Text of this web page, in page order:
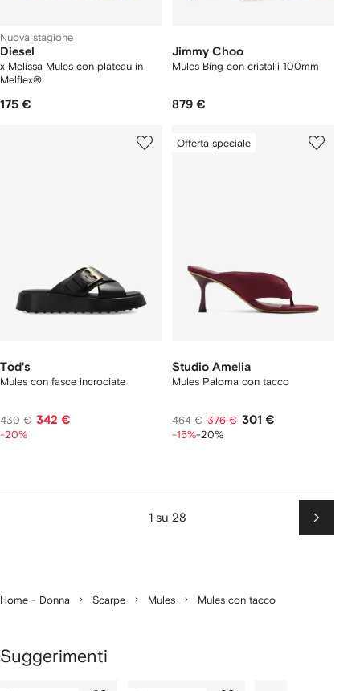
Nuova stagione
Diesel
x Melissa Mules con plateau in
Melflex®
175 €
Jimmy Choo
Mules Bing con cristalli 100mm
879 €
Tod's
Mules con fasce incrociate
430 € 342 €
-20%
Offerta speciale
Studio Amelia
Mules Paloma con tacco
464 € 376 € 301 €
-15%-20%
1 su 28
Home - Donna Scarpe Mules Mules con tacco
Suggerimenti